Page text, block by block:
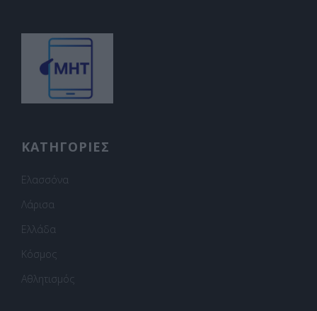
ΚΑΤΗΓΟΡΙΕΣ
Ελασσόνα
Λάρισα
Ελλάδα
Κόσμος
Αθλητισμός